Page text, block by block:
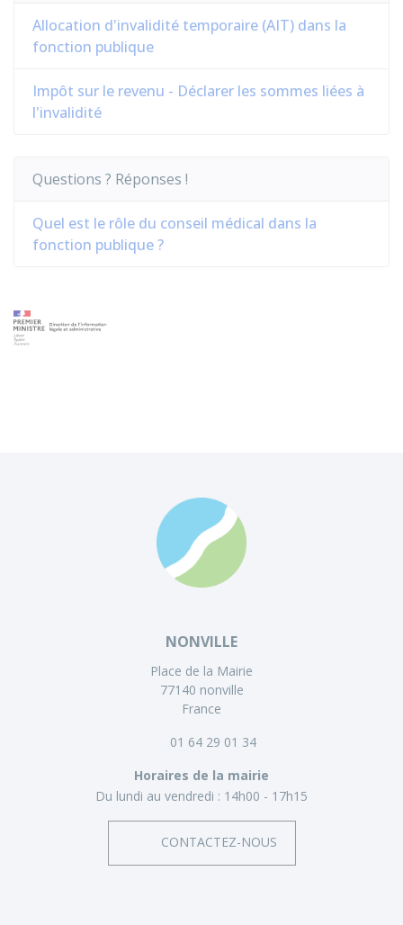
Allocation d'invalidité temporaire (AIT) dans la
fonction publique
Impôt sur le revenu - Déclarer les sommes liées à
l'invalidité
Questions ? Réponses !
Quel est le rôle du conseil médical dans la
fonction publique ?
NONVILLE
Place de la Mairie
77140 nonville
France
01 64 29 01 34
Horaires de la mairie
Du lundi au vendredi : 14h00 - 17h15
CONTACTEZ-NOUS